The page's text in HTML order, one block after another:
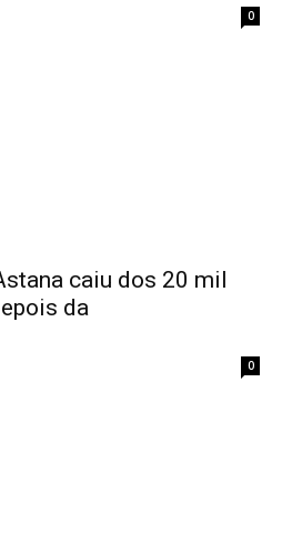
0
caiu dos 20 mil
da
0